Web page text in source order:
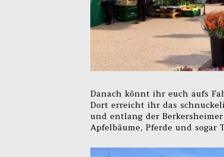
Danach könnt ihr euch aufs
Dort erreicht ihr das
und entlang der
Apfelbäume, Pferde und sogar